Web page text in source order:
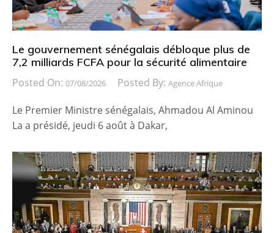
Le gouvernement sénégalais débloque plus de
7,2 milliards FCFA pour la sécurité alimentaire
Posted On: 07/08/2026 Posted By: Agence Afrique
Le Premier Ministre sénégalais, Ahmadou Al Aminou
La a présidé, jeudi 6 août à Dakar,